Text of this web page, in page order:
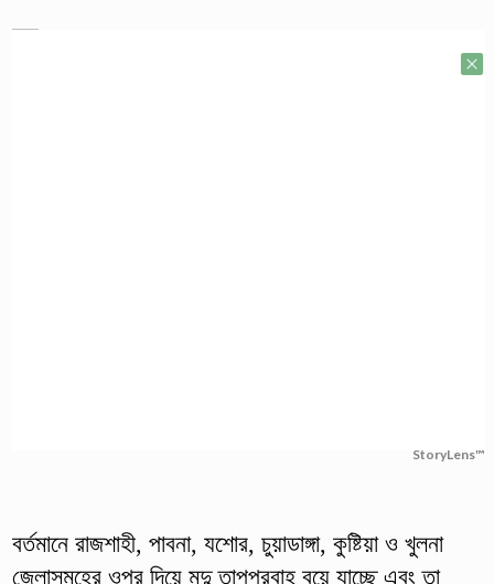
StoryLens™
বর্তমানে রাজশাহী, পাবনা, যশোর, চুয়াডাঙ্গা, কুষ্টিয়া ও খুলনা
জেলাসমূহের ওপর দিয়ে মৃদু তাপপ্রবাহ বয়ে যাচ্ছে এবং তা